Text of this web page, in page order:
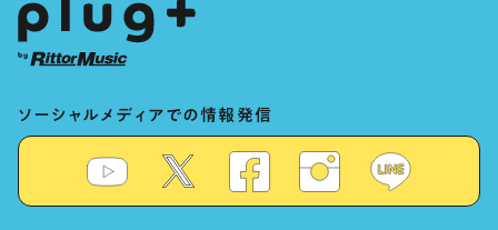
ソーシャルメディアでの情報発信